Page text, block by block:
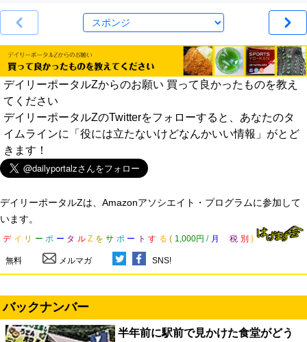
デイリーポータルZからのお願い 買って良かったものを教え
てください
デイリーポータルZのTwitterをフォローすると、あなたのタ
イムラインに「役には立たないけどなんかいい情報」がとど
きます！
デイリーポータルZは、Amazonアソシエイト・プログラムに参加して
います。
デ イ リ ー ポ ー タ ル Z を サ ポ ー ト す る ( 1,000円 / 月 税 別 )
無料 メルマガ SNS!
バックナンバー
半年前に駅前で見かけた食堂がどう